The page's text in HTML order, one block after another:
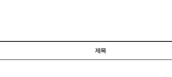
제목